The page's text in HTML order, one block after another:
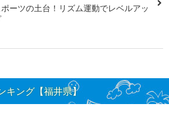
ーツの土台！リズム運動でレベルアッ
キング【福井県】